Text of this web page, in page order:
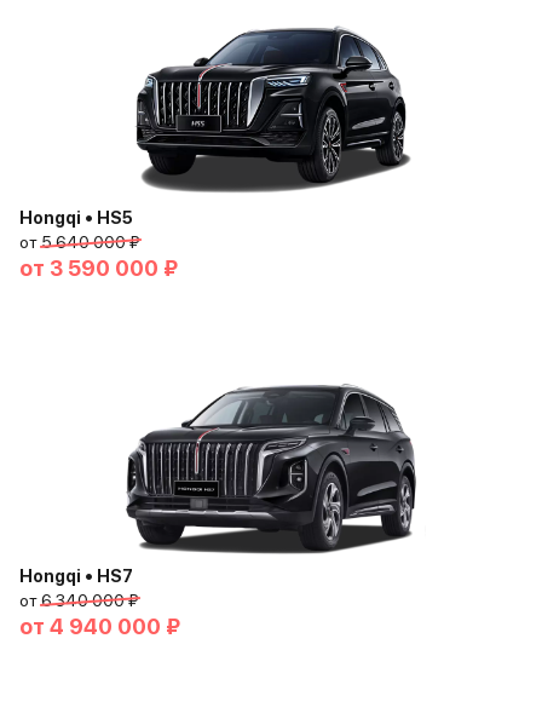
Hongqi • HS5
от5 640 000 ₽
от 3 590 000 ₽
Hongqi • HS7
от6 340 000 ₽
от 4 940 000 ₽